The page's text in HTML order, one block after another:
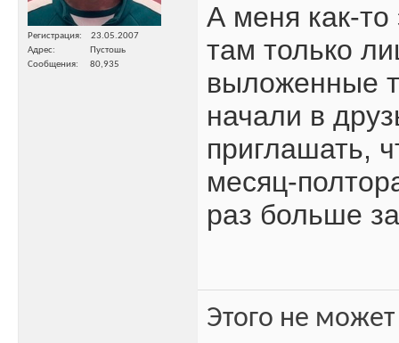
Регистрация
23.05.2007
Адрес
Пустошь
Сообщения
80,935
А меня как-то
там только
выложенные
начали в
приглашать,
месяц-
раз больше
Этого не